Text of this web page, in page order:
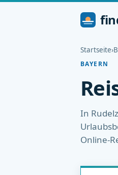
Startseite›
BAYERN
In
Online-